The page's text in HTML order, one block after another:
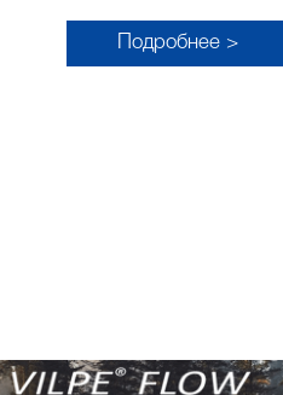
Подробнее >